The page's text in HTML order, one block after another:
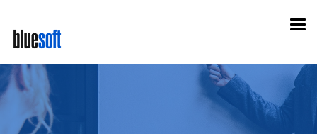
main
content